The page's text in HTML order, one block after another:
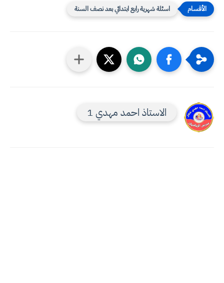
اسئلة شهرية رابع ابتدائي بعد نصف السنة
الاستاذ احمد مهدي 1